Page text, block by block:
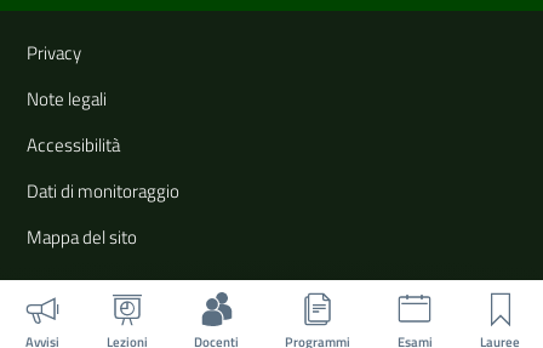
Avvisi Lezioni Docenti Programmi Esami Lauree
Link e informazioni utili
Privacy
Note legali
Accessibilità
Dati di monitoraggio
Mappa del sito